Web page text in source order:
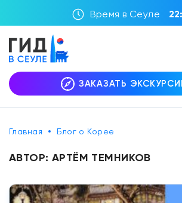
Время в Сеуле
ЗАКАЗАТЬ
Главная Блог о Корее
АВТОР: АРТЁМ ТЕМНИКОВ